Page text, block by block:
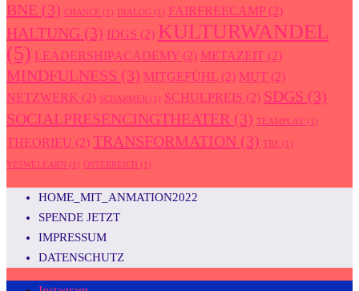
BNE (3) CHANCE (1) DIALOG (1) FAIRFREECAMP (2)
HALTUNG (3) IDGS (2) KULTURWANDEL
(5) LEADERSHIPACADEMY (2) METAZEIT (2)
MINDFULNESS (3) MITGEFÜHL (2) MUT (2)
NETZWERK (2) SCHARMER (1) SCHULPREIS (2) SDGS (3)
SOCIALPRESENCINGTHEATER (3) TEAMPLAY (1)
THEORIEU (2) TRANSFORMATION (3) TRE (1)
YESWELEARN (1) ÖSTERREICH (1)
HOME_MIT_ANMATION2022
SPENDE JETZT
IMPRESSUM
DATENSCHUTZ